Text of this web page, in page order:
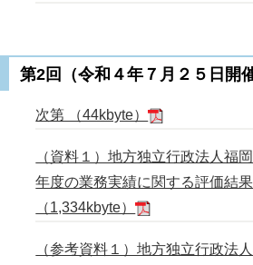
第2回（令和４年７月２５日開催
次第 （44kbyte）
（資料１）地方独立行政法人福
年度の業務実績に関する評価結果
（1,334kbyte）
（参考資料１）地方独立行政法